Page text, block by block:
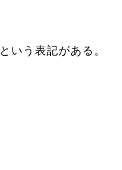
という表記がある。